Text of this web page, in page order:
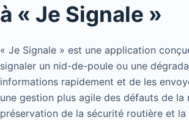
à « Je Signale »
« Je Signale » est une application
signaler un nid-de-poule ou une
informations rapidement et de les
une gestion plus agile des défauts de
préservation de la sécurité routière et